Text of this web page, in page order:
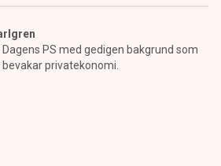
Dagens PS med gedigen bakgrund som
privatekonomi.